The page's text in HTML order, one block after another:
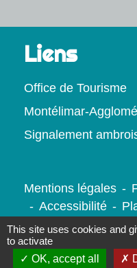
Liens
Office de Tourisme
Montélimar-
Signalement
Mentions légales -
- Accessibilité -
Gestion des cookies
Site créé en
This site uses cookies and
to activate
OK, accept all